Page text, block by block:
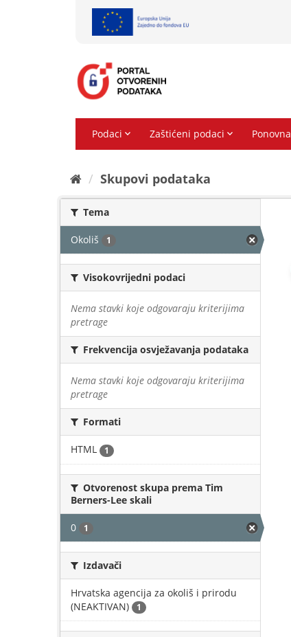
Skupovi podаtаkа
Tema
Okoliš 1
Visokovrijedni podaci
Nema stavki koje odgovaraju kriterijima
pretrage
Frekvencija osvježavanja podataka
Nema stavki koje odgovaraju kriterijima
pretrage
Formati
HTML 1
Otvorenost skupa prema Tim
Berners-Lee skali
0 1
Izdavači
Hrvatska agencija za okoliš i prirodu
(NEAKTIVAN)
1